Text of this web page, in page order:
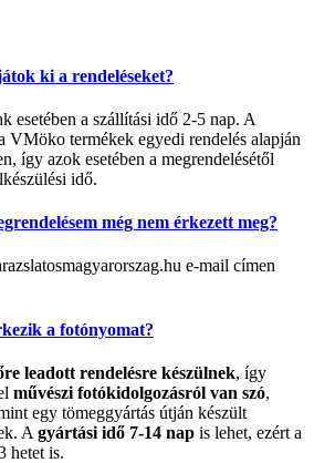
ki a rendeléseket?
esetében a szállítási idő 2-5 nap. A
VMöko termékek egyedi rendelés alapján
így azok esetében a megrendelésétől
idő.
még nem érkezett meg?
e-mail címen
a fotónyomat?
leadott rendelésre készülnek, így
művészi fotókidolgozásról van szó,
egy tömeggyártás útján készült
A gyártási idő 7-14 nap is lehet, ezért a
hetet is.